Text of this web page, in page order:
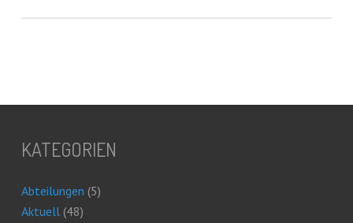
KATEGORIEN
Abteilungen (5)
Aktuell(48)